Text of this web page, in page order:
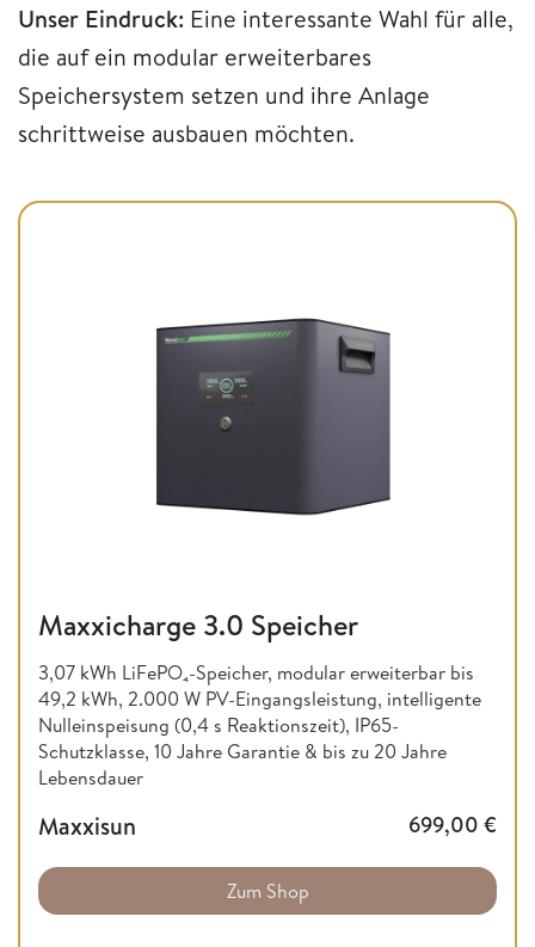
Unser Eindruck: Eine interessante Wahl für alle,
die auf ein modular erweiterbares
Speichersystem setzen und ihre Anlage
schrittweise ausbauen möchten.
Maxxicharge 3.0 Speicher
3,07 kWh LiFePO₄-Speicher, modular erweiterbar bis
49,2 kWh, 2.000 W PV-Eingangsleistung, intelligente
Nulleinspeisung (0,4 s Reaktionszeit), IP65-
Schutzklasse, 10 Jahre Garantie & bis zu 20 Jahre
Lebensdauer
Maxxisun 699,00 €
Zum Shop